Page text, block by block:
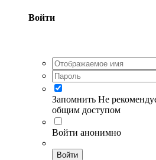
Войти
Запомнить Не
общим доступом
Войти анонимно
Войти